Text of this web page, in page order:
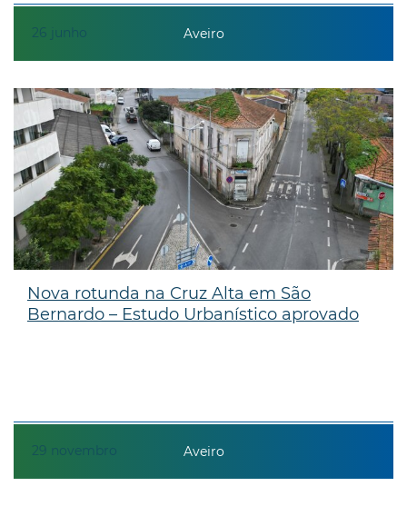
26 junho Aveiro
29 novembro
Nova rotunda na Cruz Alta em São
Bernardo – Estudo Urbanístico aprovado
Aveiro